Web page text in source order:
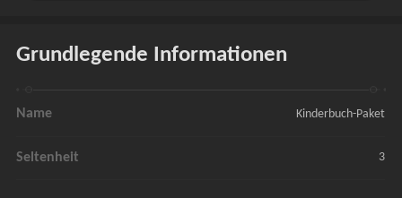
Grundlegende Informationen
Name Kinderbuch-Paket
Seltenheit 3